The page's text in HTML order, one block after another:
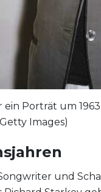
Porträt um
Images)
und